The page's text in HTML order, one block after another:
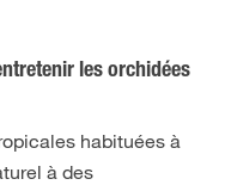
les orchidées
habituées à
à des